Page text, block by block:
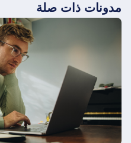
مدونات ذات صلة